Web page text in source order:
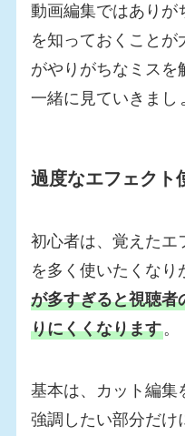
動画編集ではありが
を知っておくこと
がやりがちなミスを
一緒に見ていきまし
過度なエフェクト
初心者は、覚えたエ
を多く使いたくな
が多すぎると視聴者
りにくくなります。
基本は、カット編集
強調したい部分だけ